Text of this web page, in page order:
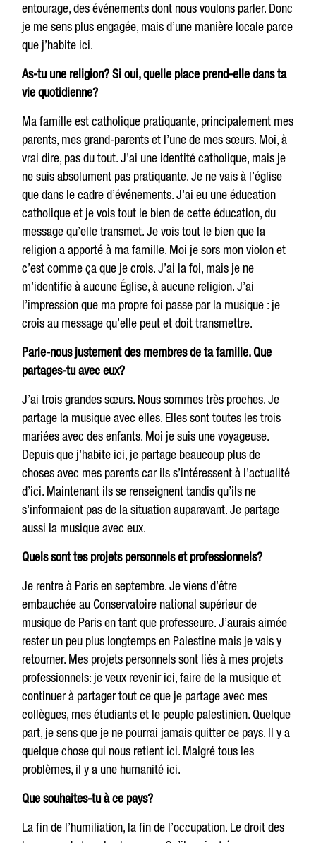
entourage, des événements dont nous voulons parler. Donc
je me sens plus engagée, mais d’une manière locale parce
que j’habite ici.
As-tu une religion? Si oui, quelle place prend-elle dans ta
vie quotidienne?
Ma famille est catholique pratiquante, principalement mes
parents, mes grand-parents et l’une de mes sœurs. Moi, à
vrai dire, pas du tout. J’ai une identité catholique, mais je
ne suis absolument pas pratiquante. Je ne vais à l’église
que dans le cadre d’événements. J’ai eu une éducation
catholique et je vois tout le bien de cette éducation, du
message qu’elle transmet. Je vois tout le bien que la
religion a apporté à ma famille. Moi je sors mon violon et
c’est comme ça que je crois. J’ai la foi, mais je ne
m’identifie à aucune Église, à aucune religion. J’ai
l’impression que ma propre foi passe par la musique : je
crois au message qu’elle peut et doit transmettre.
Parle-nous justement des membres de ta famille. Que
partages-tu avec eux?
J’ai trois grandes sœurs. Nous sommes très proches. Je
partage la musique avec elles. Elles sont toutes les trois
mariées avec des enfants. Moi je suis une voyageuse.
Depuis que j’habite ici, je partage beaucoup plus de
choses avec mes parents car ils s’intéressent à l’actualité
d’ici. Maintenant ils se renseignent tandis qu’ils ne
s’informaient pas de la situation auparavant. Je partage
aussi la musique avec eux.
Quels sont tes projets personnels et professionnels?
Je rentre à Paris en septembre. Je viens d’être
embauchée au Conservatoire national supérieur de
musique de Paris en tant que professeure. J’aurais aimée
rester un peu plus longtemps en Palestine mais je vais y
retourner. Mes projets personnels sont liés à mes projets
professionnels: je veux revenir ici, faire de la musique et
continuer à partager tout ce que je partage avec mes
collègues, mes étudiants et le peuple palestinien. Quelque
part, je sens que je ne pourrai jamais quitter ce pays. Il y a
quelque chose qui nous retient ici. Malgré tous les
problèmes, il y a une humanité ici.
Que souhaites-tu à ce pays?
La fin de l’humiliation, la fin de l’occupation. Le droit des